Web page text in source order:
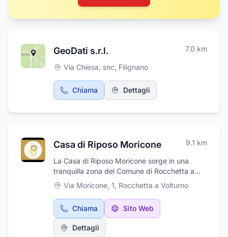
GeoDati s.r.l. 7.0 km
Via Chiesa, snc, Filignano
Chiama Dettagli
Casa di Riposo Moricone 9.1 km
La Casa di Riposo Moricone sorge in una
tranquilla zona del Comune di Rocchetta a
Volturno. Si tratta di un presidio socio
sanitario assistenziale che accoglie persone
autosufficienti e non, per soggiorni
temporanei e definitivi, garantendo dalle
prestazioni di tipo alberghiero ai servizi
specifici di carattere assistenziale, mirati al
Via Moricone, 1, Rocchetta a Volturno
Chiama Sito Web
Dettagli